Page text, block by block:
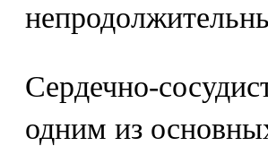
Сердечно-
одним из